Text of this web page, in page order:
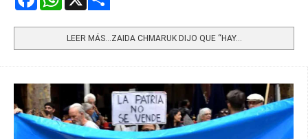
LEER MÁS…ZAIDA CHMARUK DIJO QUE “HAY...